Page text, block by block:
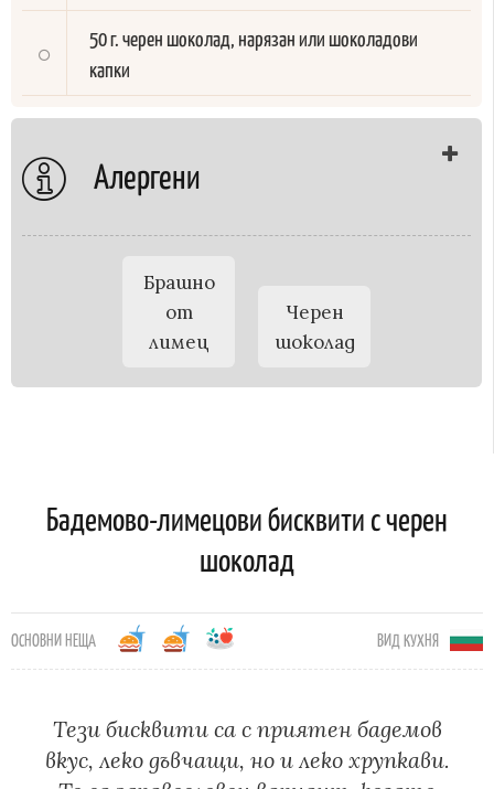
50 г. черен шоколад, нарязан или шоколадови
капки
Алергени
Брашно
от
лимец
Черен
шоколад
Бадемово-лимецови бисквити с черен
шоколад
ОСНОВНИ НЕЩА ВИД КУХНЯ
Тези бисквити са с приятен бадемов
вкус, леко дъвчащи, но и леко хрупкави.